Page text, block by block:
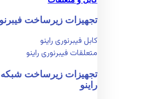
تجهیزات زیر‌ساخت
کابل فیبر‌نوری راینو
متعلقات فیبر‌نوری راینو
تجهیزات زیر‌ساخت
راینو